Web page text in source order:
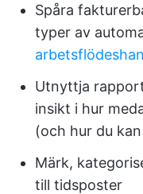
Spåra
typer av
Utnyttja
insikt i hur
(och hur du
Märk,
till tidsposter